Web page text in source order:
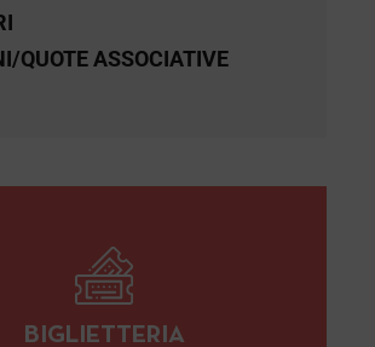
QUOTE ASSOCIATIVE
BIGLIETTERIA